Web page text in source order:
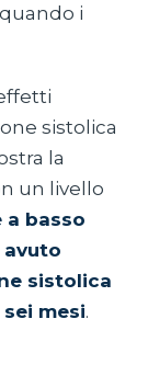
i
sistolica
la
un livello
a basso
sistolica
mesi.